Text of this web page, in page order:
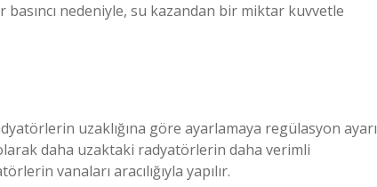
nedeniyle, su kazandan bir miktar kuvvetle
uzaklığına göre ayarlamaya regülasyon ayarı
daha uzaktaki radyatörlerin daha verimli
vanaları aracılığıyla yapılır.